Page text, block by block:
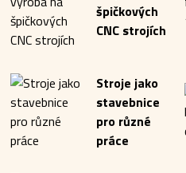
špičkových
CNC strojích
Stroje jako
stavebnice
pro různé
práce